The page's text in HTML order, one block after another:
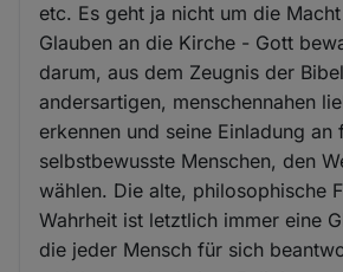
etc. Es geht ja nicht um die
Glauben an die Kirche - Gott
darum, aus dem Zeugnis der
andersartigen, menschennahen
erkennen und seine Einladung an
selbstbewusste Menschen, den
wählen. Die alte, philosophische
Wahrheit ist letztlich immer eine
die jeder Mensch für sich